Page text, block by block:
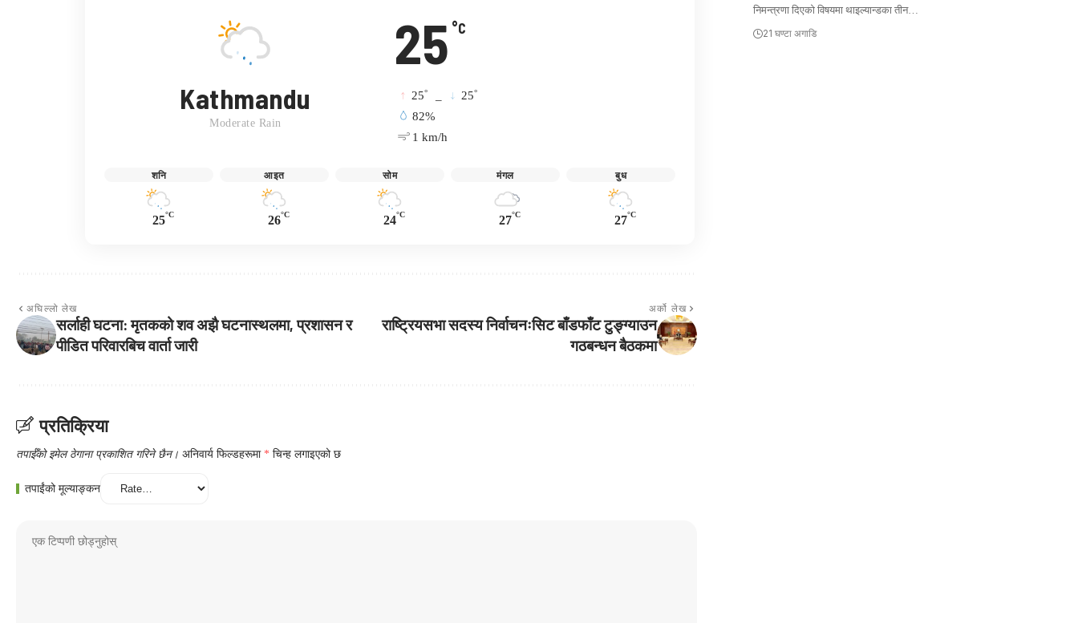
25 °C
Kathmandu
Moderate Rain
25° 25°
82%
1 km/h
शनि
25°C
आइत
26°C
सोम
24°C
मंगल
27°C
बुध
27°C
अघिल्लो लेख
सर्लाही घटना: मृतकको शव अझै घटनास्थलमा, प्रशासन र
पीडित परिवारबिच वार्ता जारी
अर्को लेख
राष्ट्रियसभा सदस्य निर्वाचनःसिट बाँडफाँट टुङ्ग्याउन
गठबन्धन बैठकमा
प्रतिक्रिया
तपाईँको इमेल ठेगाना प्रकाशित गरिने छैन। अनिवार्य फिल्डहरूमा * चिन्ह लगाइएको छ
तपाईंको मूल्याङ्कन
निमन्त्रणा दिएको विषयमा थाइल्यान्डका तीन…
21 घण्टा अगाडि